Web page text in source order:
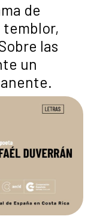
de
temblor,
las
un